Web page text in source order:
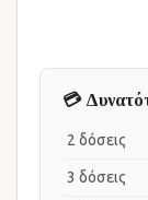
💳
2 δόσεις
3 δόσεις